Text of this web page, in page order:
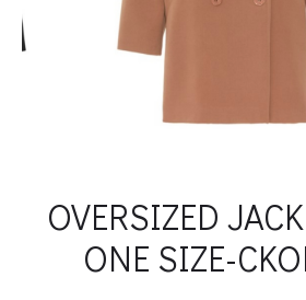
OVERSIZED
ONE SIZE-